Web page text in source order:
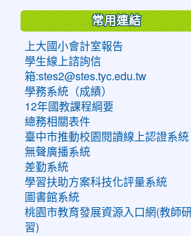
常用連結
上大國小會計室報告
學生線上諮詢信
箱:stes2@stes.tyc.edu.tw
學務系統（成績）
12年國教課程綱要
總務相關表件
臺中市推動校園閱讀線上認證系統
無聲廣播系統
差勤系統
學習扶助方案科技化評量系統
圖書館系統
桃園市教育發展資源入口網(教師
習)